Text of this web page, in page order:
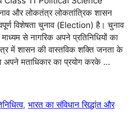
er
e
st
और लोकतंत्र लोकतांत्रिक शासन
विशेषता चुनाव (Election) है। चुनाव
से नागरिक अपने प्रतिनिधियों का
में शासन की वास्तविक शक्ति जनता के
अपने मताधिकार का प्रयोग करके …
,भारत का संविधान सिद्धांत और